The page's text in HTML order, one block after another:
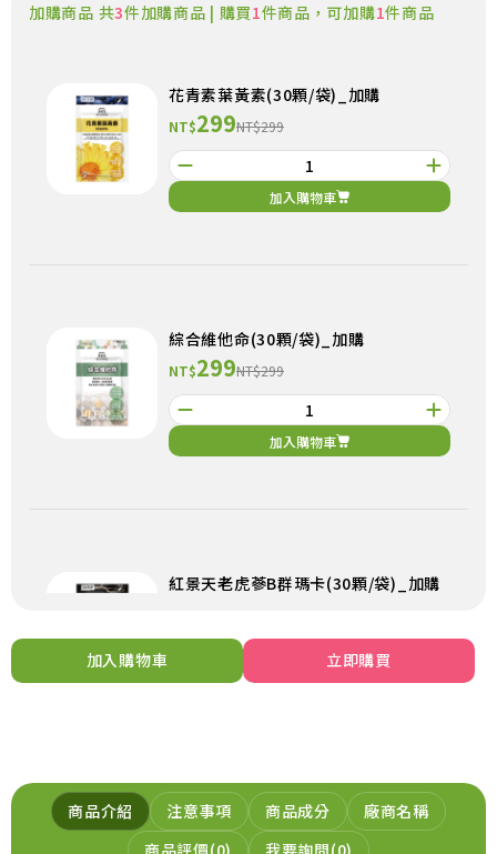
加購商品 共3件加購商品 | 購買1件商品，可加購1件商品
花青素葉黃素(30顆/袋)_加購
NT$299NT$299
加入購物車
綜合維他命(30顆/袋)_加購
NT$299NT$299
加入購物車
紅景天老虎蔘B群瑪卡(30顆/袋)_加購
加入購物車
加入購物車 立即購買
商品介紹 注意事項 商品成分
廠商名稱